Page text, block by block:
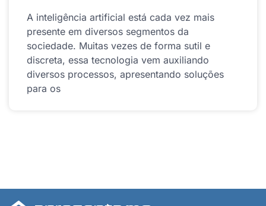
A inteligência artificial está cada vez mais
presente em diversos segmentos da
sociedade. Muitas vezes de forma sutil e
discreta, essa tecnologia vem auxiliando
diversos processos, apresentando soluções
para os